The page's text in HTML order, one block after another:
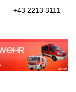
+43 2213 3111